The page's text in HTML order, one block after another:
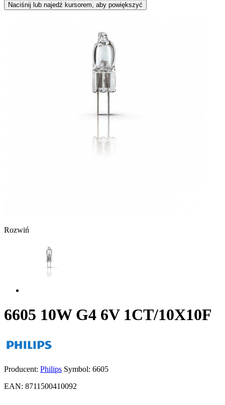
Naciśnij lub najedź kursorem, aby powiększyć
Rozwiń
6605 10W G4 6V 1CT/10X10F
Producent: Philips Symbol: 6605
EAN: 8711500410092